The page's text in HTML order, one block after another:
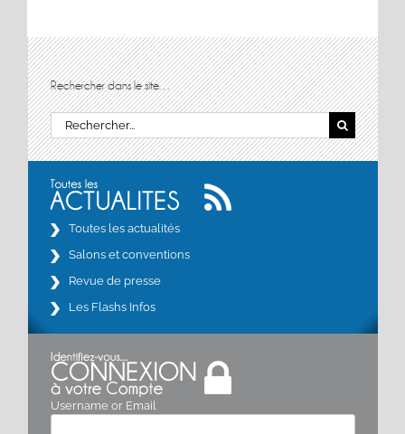
Rechercher dans le site…
Rechercher:
Toutes les actualités
Salons et conventions
Revue de presse
Les Flashs Infos
Username or Email